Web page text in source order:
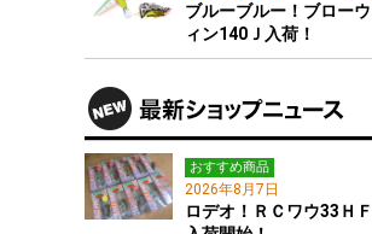
ブルーブルー！ブローウ
ィン140Ｊ入荷！
おすすめ商品
2026年8月7日
ロデオ！ＲＣワウ33ＨＦ